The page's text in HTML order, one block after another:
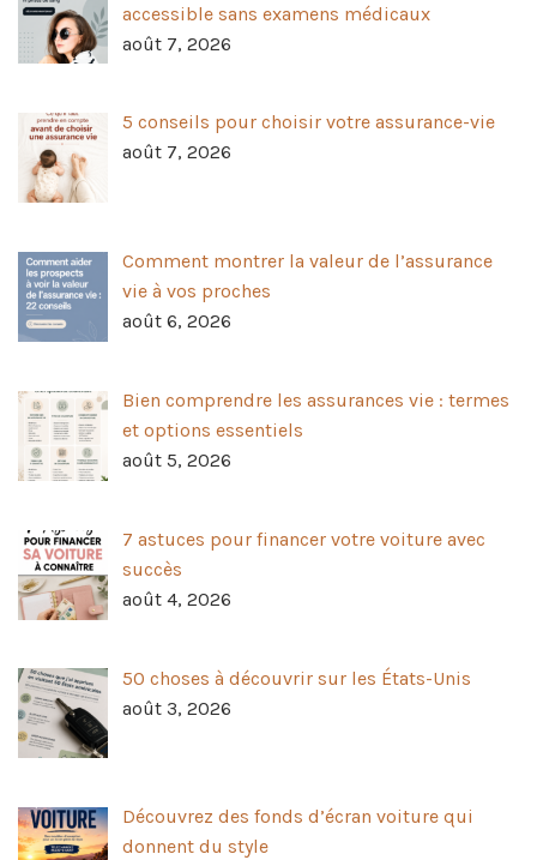
accessible sans examens médicaux
août 7, 2026
5 conseils pour choisir votre assurance-vie
août 7, 2026
Comment montrer la valeur de l’assurance
vie à vos proches
août 6, 2026
Bien comprendre les assurances vie : termes
et options essentiels
août 5, 2026
7 astuces pour financer votre voiture avec
succès
août 4, 2026
50 choses à découvrir sur les États-Unis
août 3, 2026
Découvrez des fonds d’écran voiture qui
donnent du style